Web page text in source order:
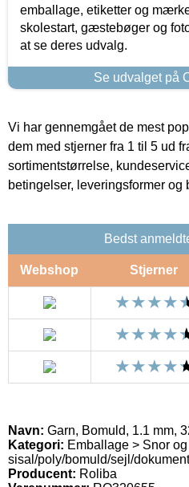
emballage, etiketter og
skolestart, gæstebøger og
at se deres udvalg.
Se udvalget på
Vi har gennemgået de mest
dem med stjerner fra 1 til 5 ud
sortimentstørrelse,
betingelser, leveringsformer og
Bedst
Webshop Stjerner
Navn: Garn, Bomuld, 1.1 mm,
Kategori: Emballage > Snor
sisal/poly/bomuld/sejl/
Producent: Roliba